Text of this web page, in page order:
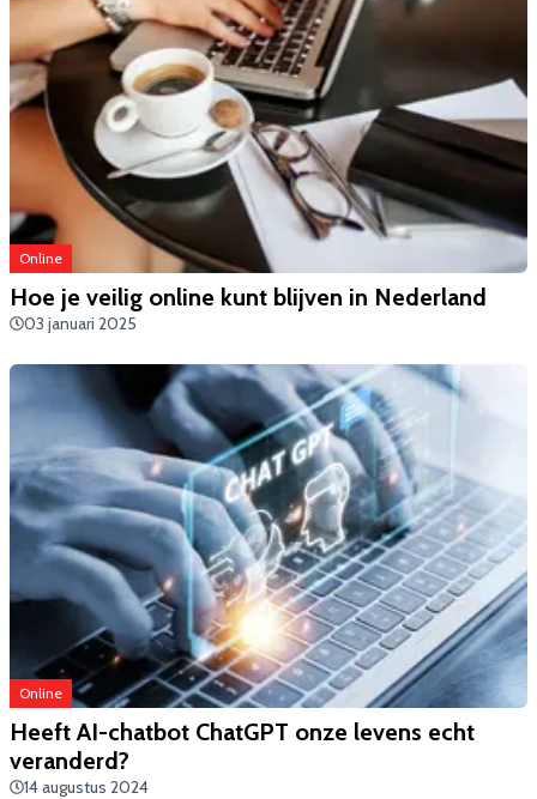
Online
Hoe je veilig online kunt blijven in Nederland
03 januari 2025
Online
Heeft AI-chatbot ChatGPT onze levens echt
veranderd?
14 augustus 2024